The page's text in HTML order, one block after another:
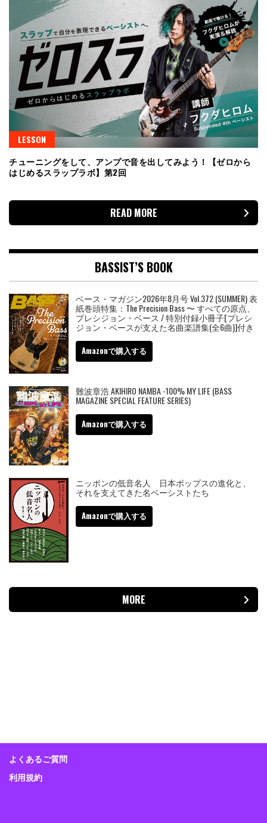
LESSON
チューニングをして、アンプで音を出してみよう！【ゼロから
はじめるスラップラボ】第2回
READ MORE
BASSIST’S BOOK
ベース・マガジン2026年8月号 Vol.372 (SUMMER) 表
紙巻頭特集：The Precision Bass 〜 すべての原点、
プレシジョン・ベース / 特別付録小冊子[プレシ
ジョン・ベースが支えた名曲楽譜集(全6曲)]付き
Amazonで購入する
難波章浩 AKIHIRO NAMBA -100% MY LIFE (BASS
MAGAZINE SPECIAL FEATURE SERIES)
Amazonで購入する
ニッポンの低音名人 日本ポップスの進化と、
それを支えてきた名ベーシストたち
Amazonで購入する
MORE
よくあるご質問
利用規約
プライバシーポリシー